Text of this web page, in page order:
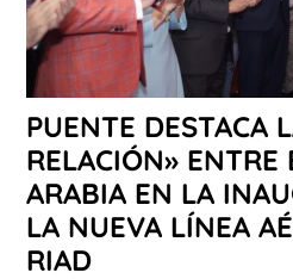
PUENTE DESTACA
RELACIÓN» ENTRE
ARABIA EN LA
LA NUEVA LÍNEA
RIAD